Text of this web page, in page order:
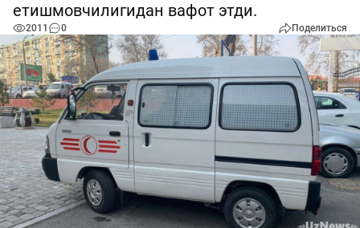
етишмовчилигидан вафот этди.
2011 0 Поделиться